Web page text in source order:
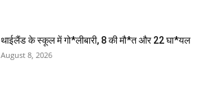
थाईलैंड के स्कूल में गो*लीबारी, 8 की मौ*त और 22 घा*यल
August 8, 2026